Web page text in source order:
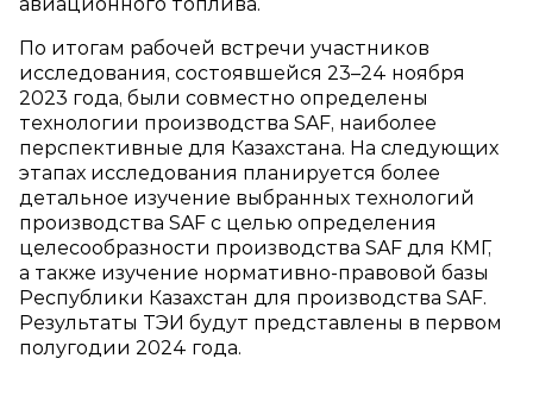
По итогам рабочей встречи участников
исследования, состоявшейся 23–24 ноября
2023 года, были совместно определены
технологии производства SAF, наиболее
перспективные для Казахстана. На следующих
этапах исследования планируется более
детальное изучение выбранных технологий
производства SAF с целью определения
целесообразности производства SAF для КМГ,
а также изучение нормативно‑правовой базы
Республики Казахстан для производства SAF.
Результаты ТЭИ будут представлены в первом
полугодии 2024 года.